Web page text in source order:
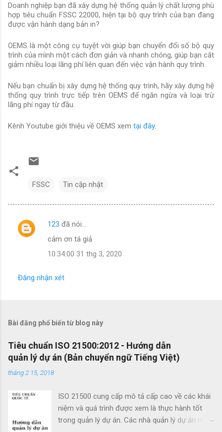
Doanh nghiệp bạn đã xây dựng hệ thống quản lý chất lượng phù
hợp tiêu chuẩn FSSC 22000, hiện tại bộ quy trình của bạn đang
được vận hành dạng bản in?
OEMS là một công cụ tuyệt vời giúp bạn chuyển đổi số bộ quy
trình của mình một cách đơn giản và nhanh chóng, giúp bạn cắt
giảm nhiều loại lãng phí liên quan đến việc vận hành quy trình.
Nếu bạn chuẩn bị xây dựng hệ thống quy trình, hãy xây dựng hệ
thống quy trình trực tiếp trên OEMS để ngăn ngừa và loại trừ
lãng phí ngay từ đầu.
Kênh Youtube giới thiệu về OEMS xem tại đây.
FSSC Tin cập nhật
N
123 đã nói…
cảm ơn tá giả
10:34:00 31 thg 3, 2020
Đăng nhận xét
Bài đăng phổ biến từ blog này
Tiêu chuẩn ISO 21500:2012 - Hướng dẫn
quản lý dự án (Bản chuyển ngữ Tiếng Việt)
tháng 2 15, 2018
ISO 21500 cung cấp mô tả cấp cao về các khái
niệm và quá trình được xem là thực hành tốt
trong quản lý dự án. Các nhà quản lý dự án mới